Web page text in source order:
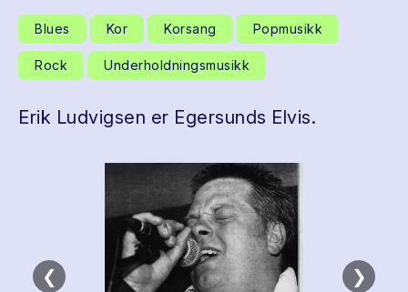
Blues Kor Korsang Popmusikk
Rock Underholdningsmusikk
Erik Ludvigsen er Egersunds Elvis.
❮ ❯